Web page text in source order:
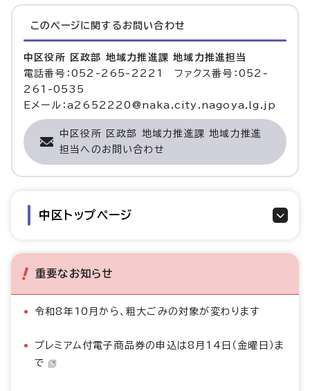
このページに関する お問い合わせ
中区役所 区政部 地域力推進課 地域力推進担当
電話番号：052-265-2221 ファクス番号：052-
261-0535
Eメール：a2652220@naka.city.nagoya.lg.jp
中区役所 区政部 地域力推進課 地域力推進
担当へのお問い合わせ
中区トップページ
重要なお知らせ
令和8年10月から、粗大ごみの対象が変わります
プレミアム付電子商品券の申込は8月14日（金曜日）ま
で